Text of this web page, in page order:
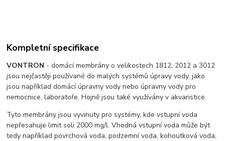
Kompletní specifikace
VONTRON - domácí membrány o velikostech 1812, 2012 a 3012
jsou nejčastěji používané do malých systémů úpravy vody, jako
jsou například domácí úpravny vody nebo úpravny vody pro
nemocnice, laboratoře. Hojně jsou také využívány v akvaristice.
Tyto membrány jsou vyvinuty pro systémy, kde vstupní voda
nepřesahuje limit soli 2000 mg/l. Vhodná vstupní voda může být
tedy například povrchová voda, podzemní voda, kohoutková voda,